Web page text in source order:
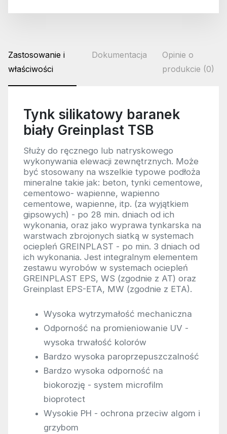
Zastosowanie i
właściwości
Dokumentacja
Opinie o
produkcie (0)
Tynk silikatowy baranek
biały Greinplast TSB
Służy do ręcznego lub natryskowego
wykonywania elewacji zewnętrznych. Może
być stosowany na wszelkie typowe podłoża
mineralne takie jak: beton, tynki cementowe,
cementowo- wapienne, wapienno
cementowe, wapienne, itp. (za wyjątkiem
gipsowych) - po 28 min. dniach od ich
wykonania, oraz jako wyprawa tynkarska na
warstwach zbrojonych siatką w systemach
ociepleń GREINPLAST - po min. 3 dniach od
ich wykonania. Jest integralnym elementem
zestawu wyrobów w systemach ociepleń
GREINPLAST EPS, WS (zgodnie z AT) oraz
Greinplast EPS-ETA, MW (zgodnie z ETA).
Wysoka wytrzymałość mechaniczna
Odporność na promieniowanie UV -
wysoka trwałość kolorów
Bardzo wysoka paroprzepuszczalność
Bardzo wysoka odporność na
biokorozję - system microfilm
bioprotect
Wysokie PH - ochrona przeciw algom i
grzybom